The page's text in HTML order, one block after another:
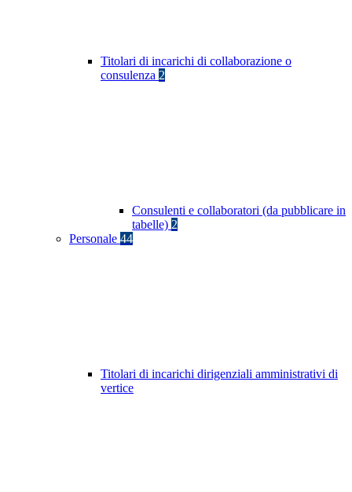
Titolari di incarichi di collaborazione o
consulenza 2
Consulenti e collaboratori (da pubblicare in
tabelle) 2
Personale 44
Titolari di incarichi dirigenziali amministrativi di
vertice